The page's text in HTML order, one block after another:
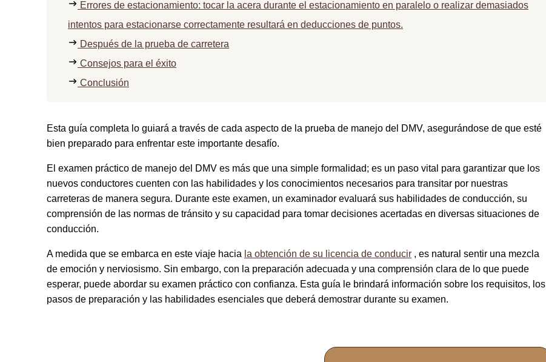
Errores de estacionamiento: tocar la acera durante el estacionamiento en paralelo o realizar demasiados
intentos para estacionarse correctamente resultará en deducciones de puntos.
Después de la prueba de carretera
Consejos para el éxito
Conclusión
Esta guía completa lo guiará a través de cada aspecto de la prueba de manejo del DMV, asegurándose de que esté
bien preparado para enfrentar este importante desafío.
El examen práctico de manejo del DMV es más que una simple formalidad; es un paso vital para garantizar que los
nuevos conductores cuenten con las habilidades y los conocimientos necesarios para transitar por nuestras
carreteras de manera segura. Durante este examen, un examinador evaluará sus habilidades de conducción, su
comprensión de las normas de tránsito y su capacidad para tomar decisiones acertadas en diversas situaciones de
conducción.
A medida que se embarca en este viaje hacia la obtención de su licencia de conducir , es natural sentir una mezcla
de emoción y nerviosismo. Sin embargo, con la preparación adecuada y una comprensión clara de lo que puede
esperar, puede abordar su examen práctico con confianza. Esta guía le brindará información sobre los requisitos, los
pasos de preparación y las habilidades esenciales que deberá demostrar durante su examen.